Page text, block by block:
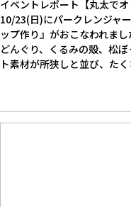
イベントレポート【丸太でオ
10/23(日)にパークレンジャ
ップ作り』がおこなわれまし
どんぐり、くるみの殻、松
ト素材が所狭しと並び、た